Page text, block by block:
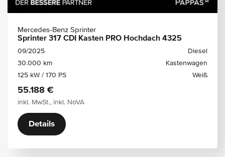
Mercedes-Benz Sprinter
Sprinter 317 CDI Kasten PRO Hochdach 4325
09/2025
Diesel
30.000 km
Kastenwagen
125 kW / 170 PS
Weiß
55.188 €
inkl. MwSt., inkl. NoVA
Details